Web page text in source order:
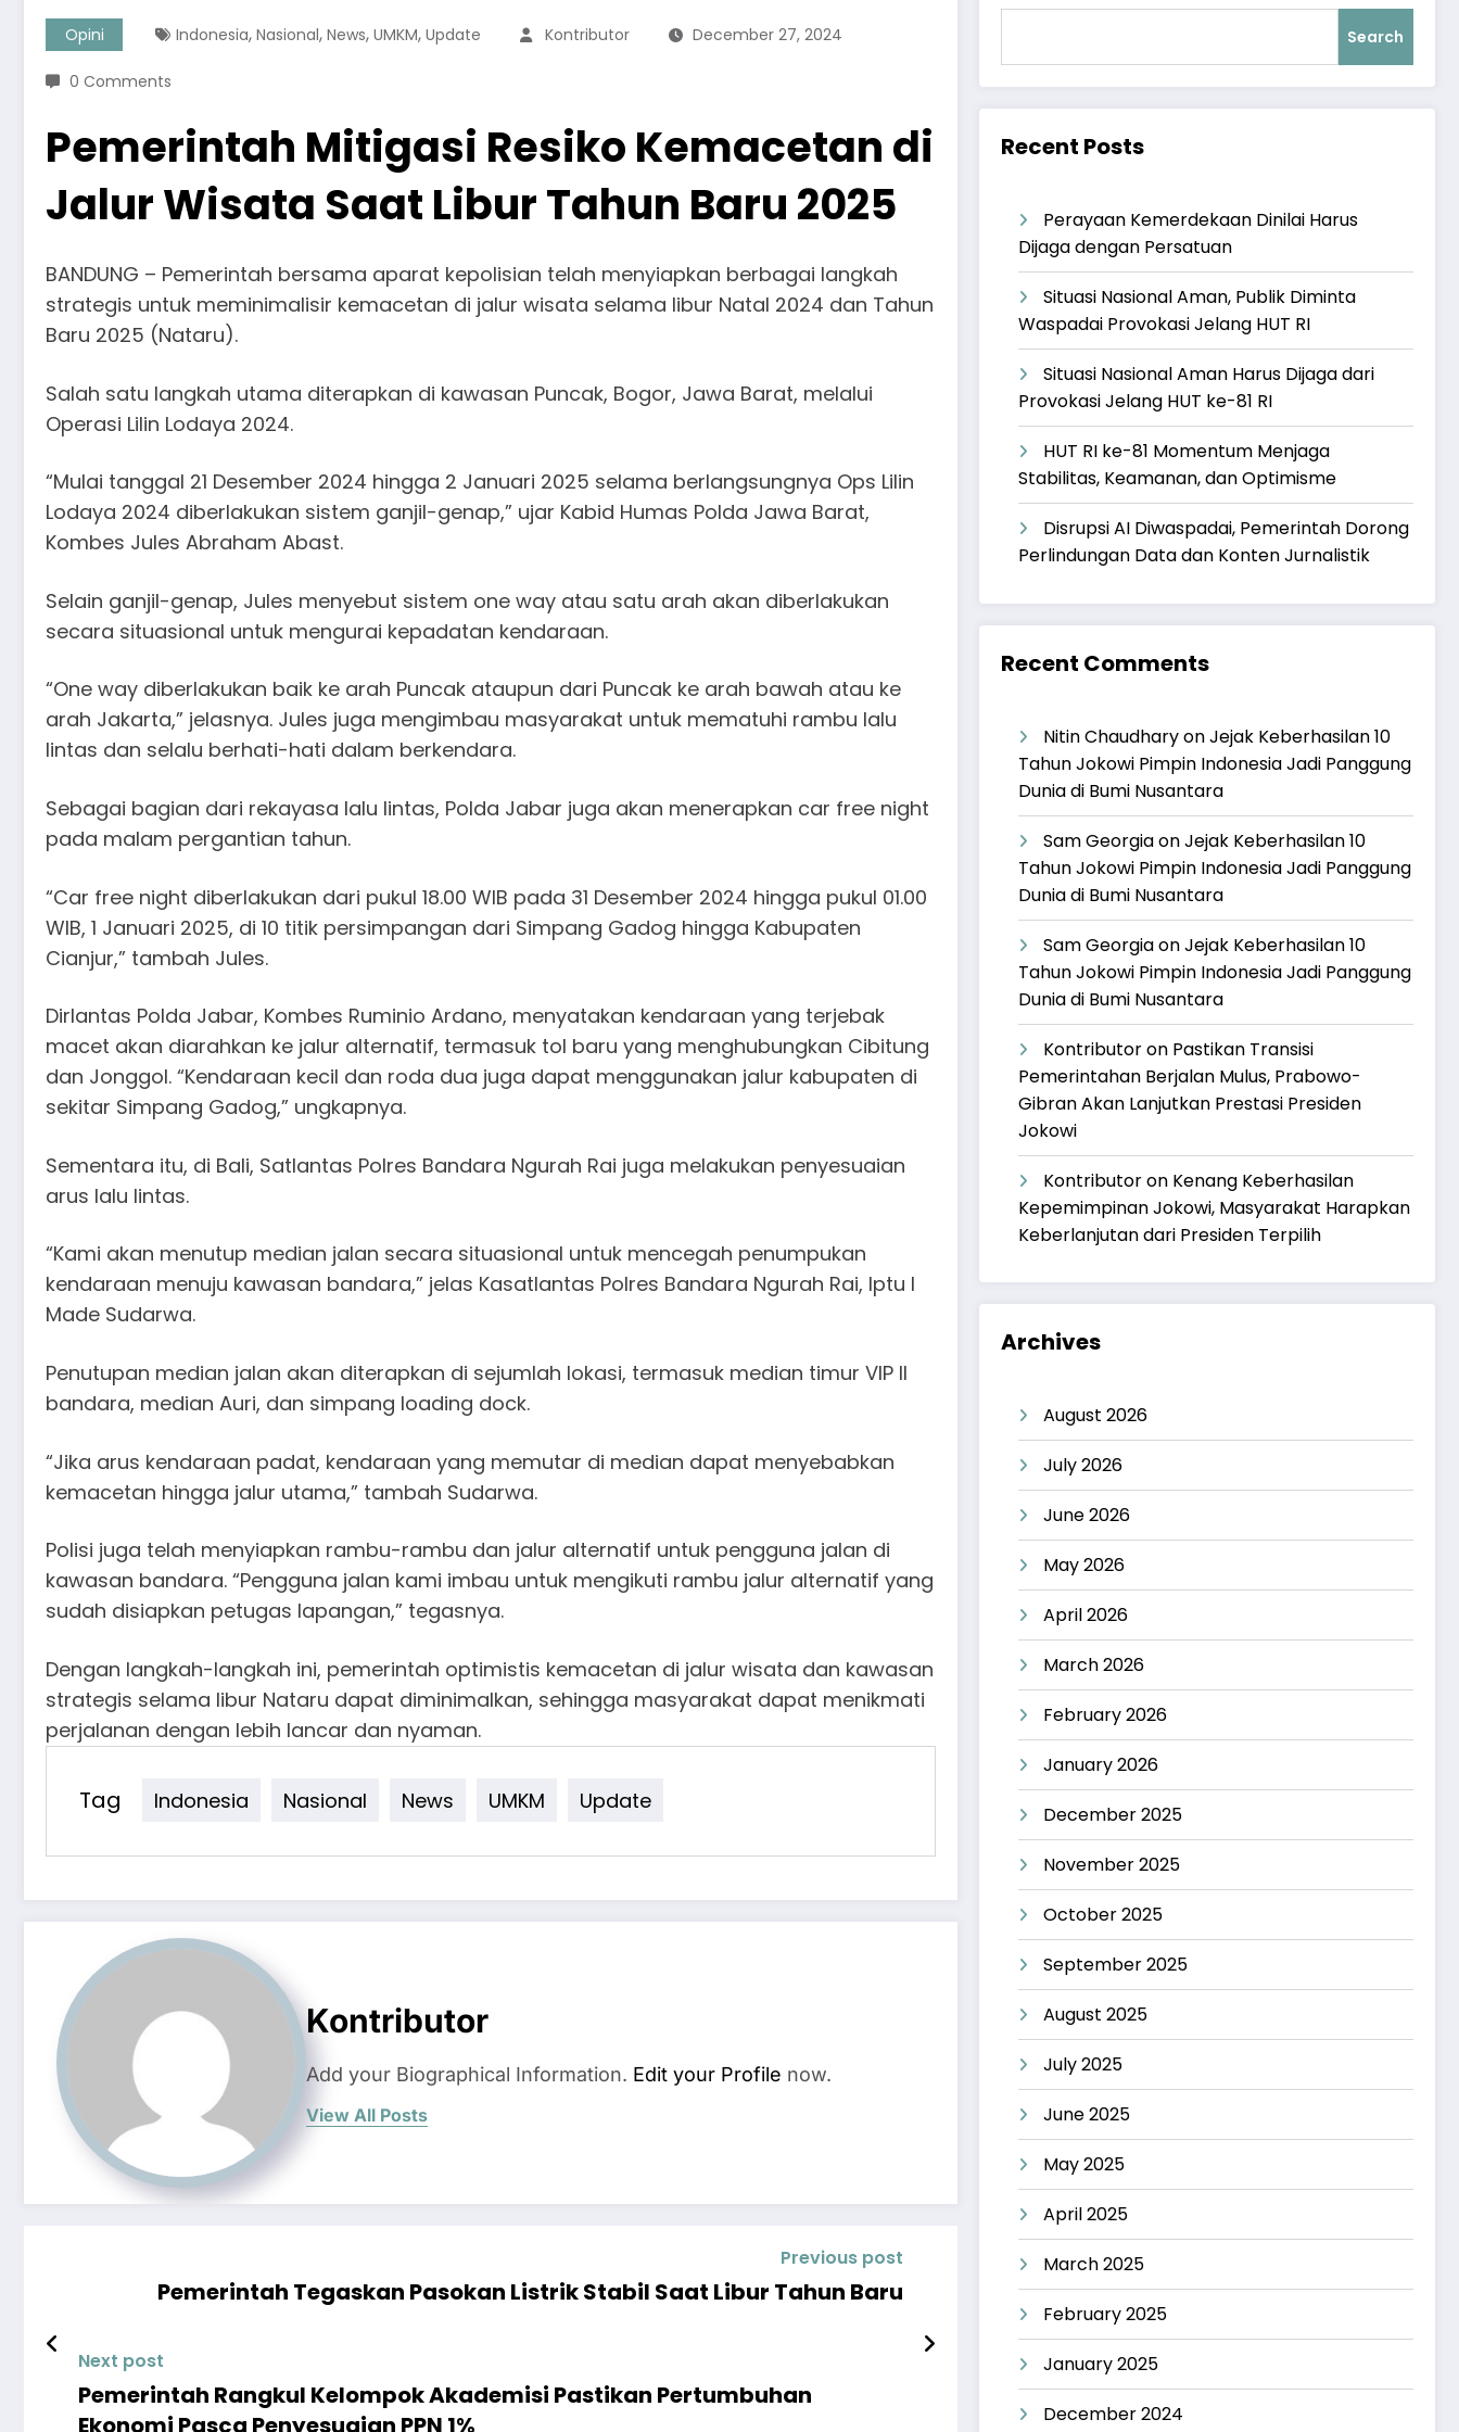
Opini Indonesia, Nasional, News, UMKM, Update Kontributor December 27, 2024
0 Comments
Pemerintah Mitigasi Resiko Kemacetan di
Jalur Wisata Saat Libur Tahun Baru 2025
BANDUNG – Pemerintah bersama aparat kepolisian telah menyiapkan berbagai langkah
strategis untuk meminimalisir kemacetan di jalur wisata selama libur Natal 2024 dan Tahun
Baru 2025 (Nataru).
Salah satu langkah utama diterapkan di kawasan Puncak, Bogor, Jawa Barat, melalui
Operasi Lilin Lodaya 2024.
“Mulai tanggal 21 Desember 2024 hingga 2 Januari 2025 selama berlangsungnya Ops Lilin
Lodaya 2024 diberlakukan sistem ganjil-genap,” ujar Kabid Humas Polda Jawa Barat,
Kombes Jules Abraham Abast.
Selain ganjil-genap, Jules menyebut sistem one way atau satu arah akan diberlakukan
secara situasional untuk mengurai kepadatan kendaraan.
“One way diberlakukan baik ke arah Puncak ataupun dari Puncak ke arah bawah atau ke
arah Jakarta,” jelasnya. Jules juga mengimbau masyarakat untuk mematuhi rambu lalu
lintas dan selalu berhati-hati dalam berkendara.
Sebagai bagian dari rekayasa lalu lintas, Polda Jabar juga akan menerapkan car free night
pada malam pergantian tahun.
“Car free night diberlakukan dari pukul 18.00 WIB pada 31 Desember 2024 hingga pukul 01.00
WIB, 1 Januari 2025, di 10 titik persimpangan dari Simpang Gadog hingga Kabupaten
Cianjur,” tambah Jules.
Dirlantas Polda Jabar, Kombes Ruminio Ardano, menyatakan kendaraan yang terjebak
macet akan diarahkan ke jalur alternatif, termasuk tol baru yang menghubungkan Cibitung
dan Jonggol. “Kendaraan kecil dan roda dua juga dapat menggunakan jalur kabupaten di
sekitar Simpang Gadog,” ungkapnya.
Sementara itu, di Bali, Satlantas Polres Bandara Ngurah Rai juga melakukan penyesuaian
arus lalu lintas.
“Kami akan menutup median jalan secara situasional untuk mencegah penumpukan
kendaraan menuju kawasan bandara,” jelas Kasatlantas Polres Bandara Ngurah Rai, Iptu I
Made Sudarwa.
Penutupan median jalan akan diterapkan di sejumlah lokasi, termasuk median timur VIP II
bandara, median Auri, dan simpang loading dock.
“Jika arus kendaraan padat, kendaraan yang memutar di median dapat menyebabkan
kemacetan hingga jalur utama,” tambah Sudarwa.
Polisi juga telah menyiapkan rambu-rambu dan jalur alternatif untuk pengguna jalan di
kawasan bandara. “Pengguna jalan kami imbau untuk mengikuti rambu jalur alternatif yang
sudah disiapkan petugas lapangan,” tegasnya.
Dengan langkah-langkah ini, pemerintah optimistis kemacetan di jalur wisata dan kawasan
strategis selama libur Nataru dapat diminimalkan, sehingga masyarakat dapat menikmati
perjalanan dengan lebih lancar dan nyaman.
Tag Indonesia Nasional News UMKM Update
Kontributor
Add your Biographical Information. Edit your Profile now.
View All Posts
Previous post
Pemerintah Tegaskan Pasokan Listrik Stabil Saat Libur Tahun Baru
Next post
Pemerintah Rangkul Kelompok Akademisi Pastikan Pertumbuhan
Ekonomi Pasca Penyesuaian PPN 1%
Search
Recent Posts
Perayaan Kemerdekaan Dinilai Harus
Dijaga dengan Persatuan
Situasi Nasional Aman, Publik Diminta
Waspadai Provokasi Jelang HUT RI
Situasi Nasional Aman Harus Dijaga dari
Provokasi Jelang HUT ke-81 RI
HUT RI ke-81 Momentum Menjaga
Stabilitas, Keamanan, dan Optimisme
Disrupsi AI Diwaspadai, Pemerintah Dorong
Perlindungan Data dan Konten Jurnalistik
Recent Comments
Nitin ChaudharyonJejak Keberhasilan 10
Tahun Jokowi Pimpin Indonesia Jadi Panggung
Dunia di Bumi Nusantara
Sam GeorgiaonJejak Keberhasilan 10
Tahun Jokowi Pimpin Indonesia Jadi Panggung
Dunia di Bumi Nusantara
Sam GeorgiaonJejak Keberhasilan 10
Tahun Jokowi Pimpin Indonesia Jadi Panggung
Dunia di Bumi Nusantara
Kontributoron Pastikan Transisi
Pemerintahan Berjalan Mulus, Prabowo-
Gibran Akan Lanjutkan Prestasi Presiden
Jokowi
Kontributoron Kenang Keberhasilan
Kepemimpinan Jokowi, Masyarakat Harapkan
Keberlanjutan dari Presiden Terpilih
Archives
August 2026
July 2026
June 2026
May 2026
April 2026
March 2026
February 2026
January 2026
December 2025
November 2025
October 2025
September 2025
August 2025
July 2025
June 2025
May 2025
April 2025
March 2025
February 2025
January 2025
December 2024